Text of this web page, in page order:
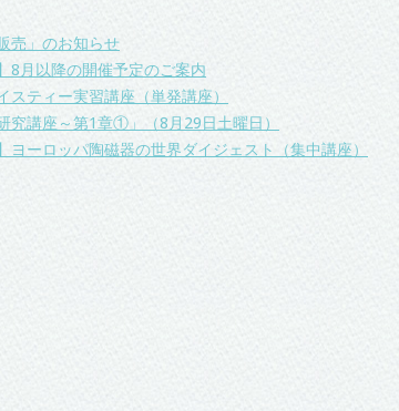
売」のお知らせ
8月以降の開催予定のご案内
ティー実習講座（単発講座）
講座～第1章①」（8月29日土曜日）
ーロッパ陶磁器の世界ダイジェスト（集中講座）